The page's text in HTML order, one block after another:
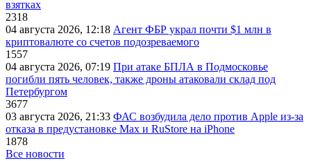
взятках
2318
04 августа 2026, 12:18 Агент ФБР украл почти $1 млн в
криптовалюте со счетов подозреваемого
1557
04 августа 2026, 07:19 При атаке БПЛА в Подмосковье
погибли пять человек, также дроны атаковали склад под
Петербургом
3677
03 августа 2026, 21:33 ФАС возбудила дело против Apple из-за
отказа в предустановке Max и RuStore на iPhone
1878
Все новости